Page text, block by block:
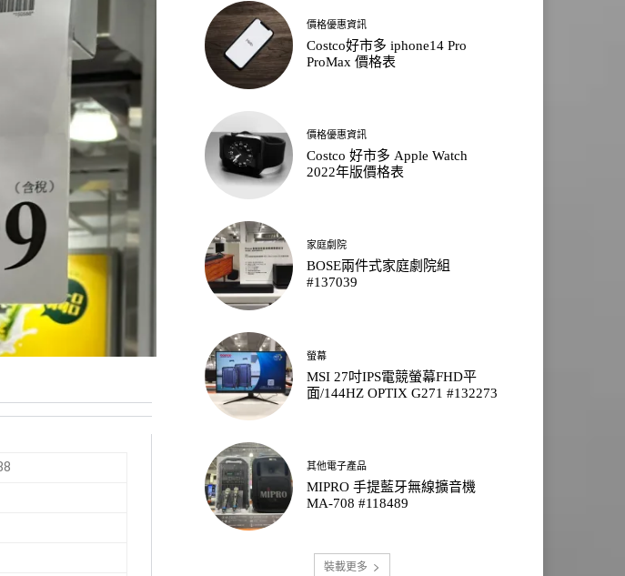
價格優惠資訊
Costco好市多 iphone14 Pro
ProMax 價格表
價格優惠資訊
Costco 好市多 Apple Watch
2022年版價格表
家庭劇院
BOSE兩件式家庭劇院組
#137039
螢幕
MSI 27吋IPS電競螢幕FHD平
面/144HZ OPTIX G271 #132273
其他電子產品
MIPRO 手提藍牙無線擴音機
MA-708 #118489
裝載更多